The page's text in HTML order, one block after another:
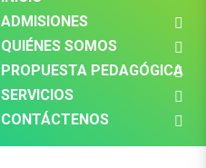
ADMISIONES
QUIÉNES SOMOS
PROPUESTA PEDAGÓGICA
SERVICIOS
CONTÁCTENOS